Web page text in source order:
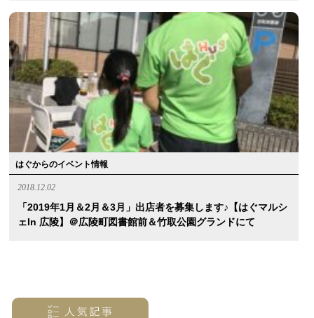
はぐからのイベント情報
2018.12.02
「2019年1月＆2月＆3月」出店者を募集します♪【はぐマルシ
ェin 広陵】＠広陵町図書館前＆竹取公園グランドにて